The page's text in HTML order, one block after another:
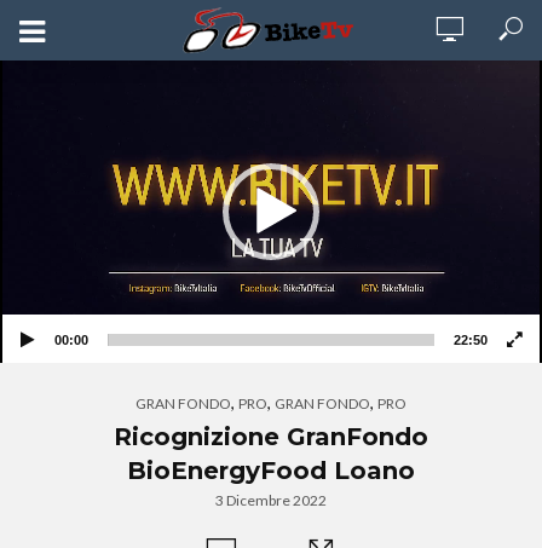
00:00 22:50
GRAN FONDO, PRO, GRAN FONDO, PRO
Ricognizione GranFondo
BioEnergyFood Loano
3 Dicembre 2022